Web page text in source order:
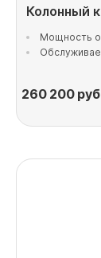
Колонный
Мощность
260 200руб